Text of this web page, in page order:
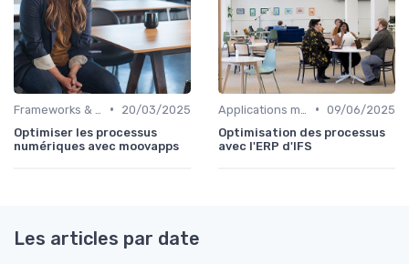
•
20/03/2025
Optimiser les processus
numériques avec moovapps
• 09/06/2025
Optimisation des processus
avec l'ERP d'IFS
Les articles par date